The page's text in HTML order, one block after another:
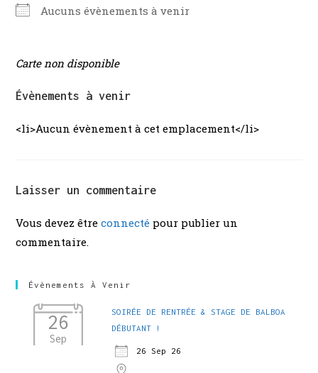
Aucuns évènements à venir
Carte non disponible
Évènements à venir
<li>Aucun évènement à cet emplacement</li>
Laisser un commentaire
Vous devez êtreconnecté pour publier un
commentaire.
Évènements À Venir
26
Sep
SOIRÉE DE RENTRÉE & STAGE DE BALBOA
DÉBUTANT !
26 Sep 26